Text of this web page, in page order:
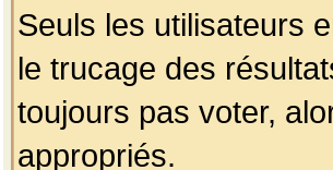
Seuls les utilisateurs
le trucage des
toujours pas voter,
appropriés.